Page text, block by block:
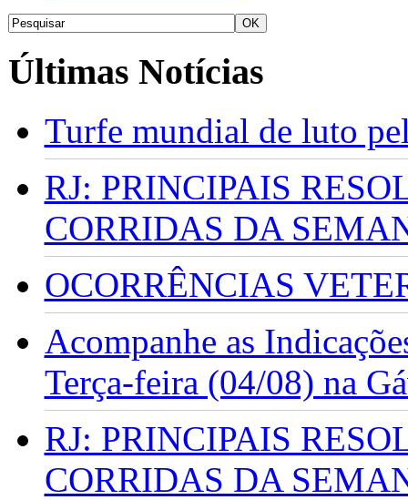
Últimas Notícias
Turfe mundial de luto
RJ: PRINCIPAIS
CORRIDAS DA
OCORRÊNCIAS
Acompanhe as
Terça-feira (04/08) na
RJ: PRINCIPAIS
CORRIDAS DA